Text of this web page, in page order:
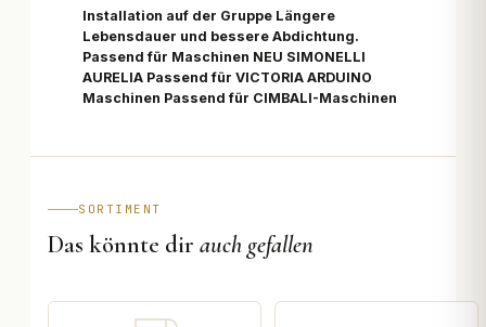
Installation auf der Gruppe Längere
Lebensdauer und bessere Abdichtung.
Passend für Maschinen NEU SIMONELLI
AURELIA Passend für VICTORIA ARDUINO
Maschinen Passend für CIMBALI-Maschinen
SORTIMENT
Das könnte dir auch gefallen